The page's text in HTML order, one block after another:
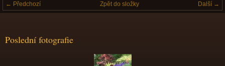
← Předchozí Další →
Zpět do složky
Poslední fotografie